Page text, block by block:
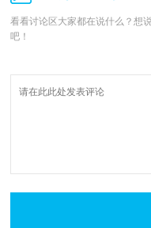
看看讨论区大家都在说什么？想
吧！